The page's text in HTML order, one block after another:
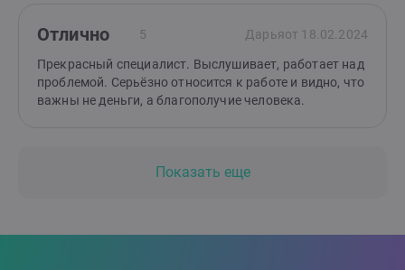
Отлично 5 Дарьяот 18.02.2024
Прекрасный специалист. Выслушивает, работает над
проблемой. Серьёзно относится к работе и видно, что
важны не деньги, а благополучие человека.
Показать еще